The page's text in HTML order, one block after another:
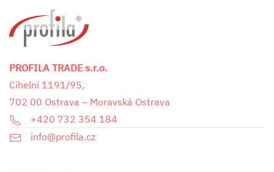
PROFILA TRADE s.r.o.
Cihelní 1191/95,
702 00 Ostrava – Moravská Ostrava
+420 732 354 184
info@profila.cz